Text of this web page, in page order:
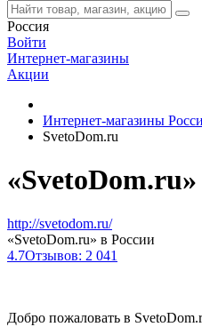
Россия
Войти
Интернет-магазины
Акции
Интернет-магазины
SvetoDom.ru
http://svetodom.ru/
«SvetoDom.ru» в России
4.7Отзывов: 2 041
Добро пожаловать в